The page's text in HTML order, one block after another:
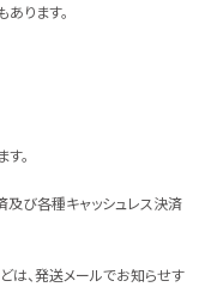
ります。
。
及び各種キャッシュレス決済
、発送メールでお知らせす